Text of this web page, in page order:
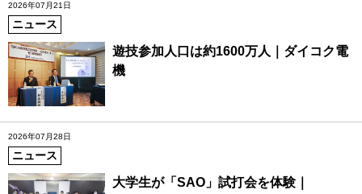
2026年07月21日
ニュース
遊技参加人口は約1600万人｜ダイコク電
機
2026年07月28日
ニュース
大学生が「SAO」試打会を体験｜